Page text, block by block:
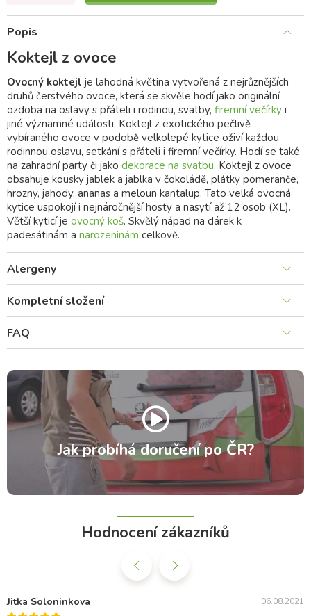
Popis
Koktejl z ovoce
Ovocný koktejl je lahodná květina vytvořená z nejrůznějších
druhů čerstvého ovoce, která se skvěle hodí jako originální
ozdoba na oslavy s přáteli i rodinou, svatby, firemní večírky i
jiné významné události. Koktejl z exotického pečlivě
vybíraného ovoce v podobě velkolepé kytice oživí každou
rodinnou oslavu, setkání s přáteli i firemní večírky. Hodí se také
na zahradní party či jako dekorace na svatbu. Koktejl z ovoce
obsahuje kousky jablek a jablka v čokoládě, plátky pomeranče,
hrozny, jahody, ananas a meloun kantalup. Tato velká ovocná
kytice uspokojí i nejnáročnější hosty a nasytí až 12 osob (XL).
Větší kyticí je ovocný koš. Skvělý nápad na dárek k
padesátinám a narozeninám celkově.
Alergeny
Kompletní složení
FAQ
Jak probíhá doručení po ČR?
Hodnocení zákazníků
Jitka Soloninkova 06.08.2021